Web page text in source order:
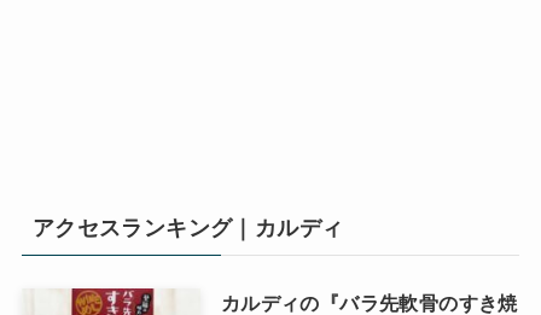
アクセスランキング｜カルディ
カルディの『バラ先軟骨のすき焼